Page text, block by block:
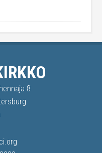
8